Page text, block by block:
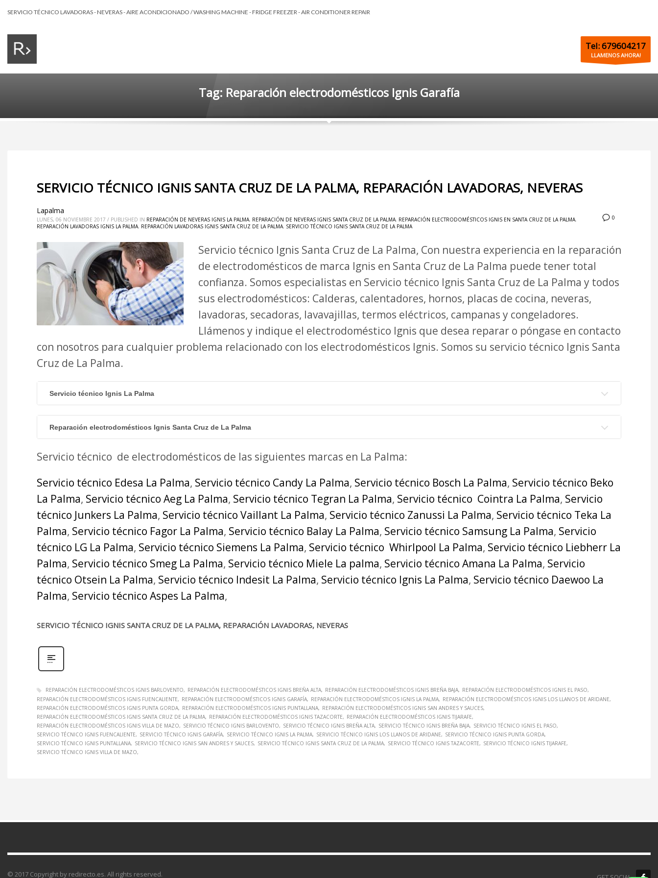
SERVICIO TÉCNICO LAVADORAS - NEVERAS - AIRE ACONDICIONADO / WASHING MACHINE - FRIDGE FREEZER - AIR CONDITIONER REPAIR
Tel: 679604217
LLAMENOS AHORA!
Tag: Reparación electrodomésticos Ignis Garafía
SERVICIO TÉCNICO IGNIS SANTA CRUZ DE LA PALMA, REPARACIÓN LAVADORAS, NEVERAS
0
Lapalma
LUNES, 06 NOVIEMBRE 2017 / PUBLISHED IN REPARACIÓN DE NEVERAS IGNIS LA PALMA, REPARACIÓN DE NEVERAS IGNIS SANTA CRUZ DE LA PALMA, REPARACIÓN ELECTRODOMÉSTICOS IGNIS EN SANTA CRUZ DE LA PALMA,
REPARACIÓN LAVADORAS IGNIS LA PALMA, REPARACIÓN LAVADORAS IGNIS SANTA CRUZ DE LA PALMA, SERVICIO TÉCNICO IGNIS SANTA CRUZ DE LA PALMA
Servicio técnico Ignis Santa Cruz de La Palma, Con nuestra experiencia en la reparación
de electrodomésticos de marca Ignis en Santa Cruz de La Palma puede tener total
confianza. Somos especialistas en Servicio técnico Ignis Santa Cruz de La Palma y todos
sus electrodomésticos: Calderas, calentadores, hornos, placas de cocina, neveras,
lavadoras, secadoras, lavavajillas, termos eléctricos, campanas y congeladores.
Llámenos y indique el electrodoméstico Ignis que desea reparar o póngase en contacto
con nosotros para cualquier problema relacionado con los electrodomésticos Ignis. Somos su servicio técnico Ignis Santa
Cruz de La Palma.
Servicio técnico Ignis La Palma
Reparación electrodomésticos Ignis Santa Cruz de La Palma
Servicio técnico de electrodomésticos de las siguientes marcas en La Palma:
Servicio técnico Edesa La Palma, Servicio técnico Candy La Palma, Servicio técnico Bosch La Palma, Servicio técnico Beko
La Palma, Servicio técnico Aeg La Palma, Servicio técnico Tegran La Palma, Servicio técnico Cointra La Palma, Servicio
técnico Junkers La Palma, Servicio técnico Vaillant La Palma, Servicio técnico Zanussi La Palma, Servicio técnico Teka La
Palma, Servicio técnico Fagor La Palma, Servicio técnico Balay La Palma, Servicio técnico Samsung La Palma, Servicio
técnico LG La Palma, Servicio técnico Siemens La Palma, Servicio técnico Whirlpool La Palma, Servicio técnico Liebherr La
Palma, Servicio técnico Smeg La Palma, Servicio técnico Miele La palma, Servicio técnico Amana La Palma, Servicio
técnico Otsein La Palma, Servicio técnico Indesit La Palma, Servicio técnico Ignis La Palma, Servicio técnico Daewoo La
Palma, Servicio técnico Aspes La Palma,
SERVICIO TÉCNICO IGNIS SANTA CRUZ DE LA PALMA, REPARACIÓN LAVADORAS, NEVERAS
REPARACIÓN ELECTRODOMÉSTICOS IGNIS BARLOVENTO REPARACIÓN ELECTRODOMÉSTICOS IGNIS BREÑA ALTA REPARACIÓN ELECTRODOMÉSTICOS IGNIS BREÑA BAJA
REPARACIÓN ELECTRODOMÉSTICOS IGNIS EL PASO
REPARACIÓN ELECTRODOMÉSTICOS IGNIS FUENCALIENTE
REPARACIÓN ELECTRODOMÉSTICOS IGNIS GARAFÍA REPARACIÓN ELECTRODOMÉSTICOS IGNIS LA PALMA
REPARACIÓN ELECTRODOMÉSTICOS IGNIS LOS LLANOS DE ARIDANE
REPARACIÓN ELECTRODOMÉSTICOS IGNIS PUNTA GORDA
REPARACIÓN ELECTRODOMÉSTICOS IGNIS PUNTALLANA
REPARACIÓN ELECTRODOMÉSTICOS IGNIS SAN ANDRES Y SAUCES
REPARACIÓN ELECTRODOMÉSTICOS IGNIS SANTA CRUZ DE LA PALMA
REPARACIÓN ELECTRODOMÉSTICOS IGNIS TAZACORTE
REPARACIÓN ELECTRODOMÉSTICOS IGNIS TIJARAFE
REPARACIÓN ELECTRODOMÉSTICOS IGNIS VILLA DE MAZO
SERVICIO TÉCNICO IGNIS BARLOVENTO SERVICIO TÉCNICO IGNIS BREÑA ALTA SERVICIO TÉCNICO IGNIS BREÑA BAJA
SERVICIO TÉCNICO IGNIS EL PASO
SERVICIO TÉCNICO IGNIS FUENCALIENTE
SERVICIO TÉCNICO IGNIS GARAFÍA SERVICIO TÉCNICO IGNIS LA PALMA SERVICIO TÉCNICO IGNIS LOS LLANOS DE ARIDANE
SERVICIO TÉCNICO IGNIS PUNTA GORDA
SERVICIO TÉCNICO IGNIS PUNTALLANA
SERVICIO TÉCNICO IGNIS SAN ANDRES Y SAUCES SERVICIO TÉCNICO IGNIS SANTA CRUZ DE LA PALMA SERVICIO TÉCNICO IGNIS TAZACORTE
SERVICIO TÉCNICO IGNIS TIJARAFE
SERVICIO TÉCNICO IGNIS VILLA DE MAZO
© 2017 Copyright by redirecto.es. All rights reserved.